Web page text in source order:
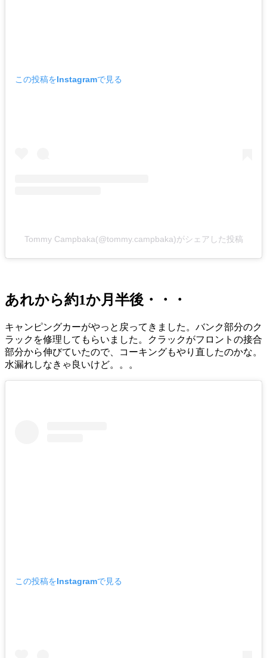
この投稿をInstagramで見る
Tommy Campbaka(@tommy.campbaka)がシェアした投稿
あれから約1か月半後・・・
キャンピングカーがやっと戻ってきました。バンク部分のク
ラックを修理してもらいました。クラックがフロントの接合
部分から伸びていたので、コーキングもやり直したのかな。
水漏れしなきゃ良いけど。。。
この投稿をInstagramで見る